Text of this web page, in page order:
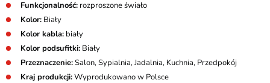
Funkcjonalność: rozproszone świało
Kolor: Biały
Kolor kabla: biały
Kolor podsufitki: Biały
Przeznaczenie:Salon, Sypialnia, Jadalnia, Kuchnia, Przedpokój
Kraj produkcji:Wyprodukowano w Polsce